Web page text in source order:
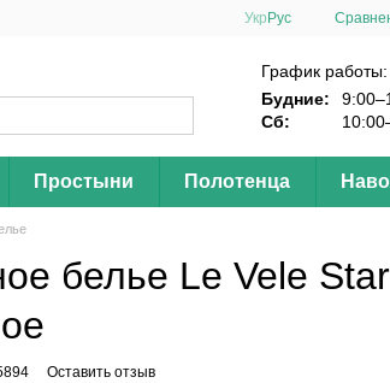
Укр Рус
График работы:
Будние:
Сб:
Простыни Полотенца
белье Le Vele
Оставить отзыв